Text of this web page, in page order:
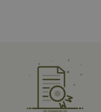
pakalpojumus. Šīs
gadus. Šīs noteikti
Nosaukums
shipping_country